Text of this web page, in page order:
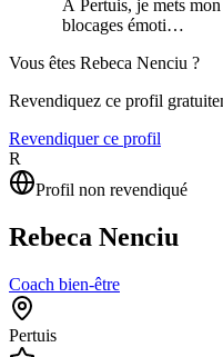
À Pertuis, je mets
blocages émoti…
Vous êtes Rebeca Nenciu ?
Revendiquez ce profil
Revendiquer ce profil
R
Profil non revendiqué
Rebeca Nenciu
Coach bien-être
Pertuis